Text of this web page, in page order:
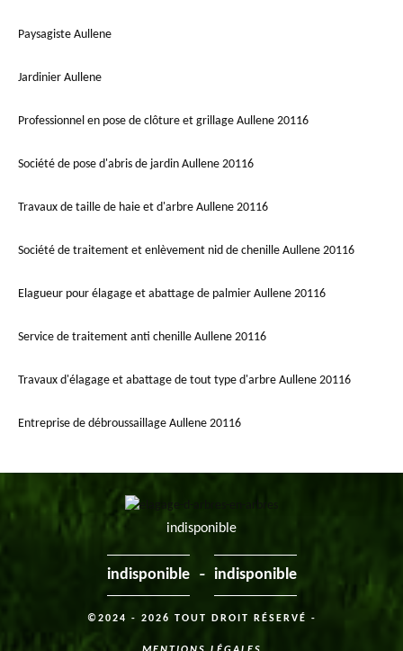
Paysagiste Aullene
Jardinier Aullene
Professionnel en pose de clôture et grillage Aullene 20116
Société de pose d'abris de jardin Aullene 20116
Travaux de taille de haie et d'arbre Aullene 20116
Société de traitement et enlèvement nid de chenille Aullene 20116
Elagueur pour élagage et abattage de palmier Aullene 20116
Service de traitement anti chenille Aullene 20116
Travaux d'élagage et abattage de tout type d'arbre Aullene 20116
Entreprise de débroussaillage Aullene 20116
indisponible
indisponible - indisponible
©2024 - 2026 TOUT DROIT RÉSERVÉ -